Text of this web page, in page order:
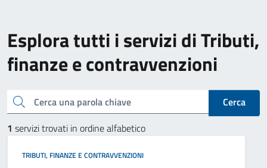
Esplora tutti i servizi di Tributi,
finanze e contravvenzioni
Cerca una parola chiave
Cerca
1 servizi trovati in ordine alfabetico
TRIBUTI, FINANZE E CONTRAVVENZIONI